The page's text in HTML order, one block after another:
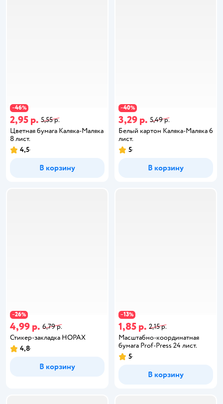
−46%
2,95 р. 5,55 р.
Цветная бумага Каляка-Маляка
8 лист.
4,5
В корзину
−40%
3,29 р. 5,49 р.
Белый картон Каляка-Маляка 6
лист.
5
В корзину
−26%
4,99 р. 6,79 р.
Стикер-закладка HOPAX
4,8
В корзину
−13%
1,85 р. 2,15 р.
Масштабно-координатная
бумага Prof-Press 24 лист.
5
В корзину